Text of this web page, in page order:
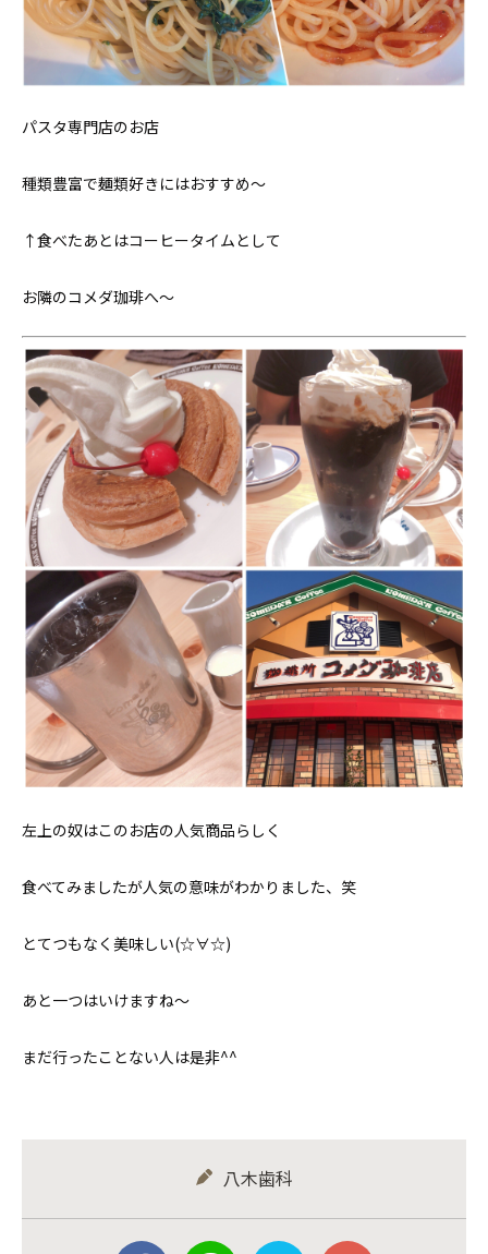
パスタ専門店のお店
種類豊富で麺類好きにはおすすめ〜
↑食べたあとはコーヒータイムとして
お隣のコメダ珈琲へ〜
左上の奴はこのお店の人気商品らしく
食べてみましたが人気の意味がわかりました、笑
とてつもなく美味しい(☆∀☆)
あと一つはいけますね〜
まだ行ったことない人は是非^^
八木歯科